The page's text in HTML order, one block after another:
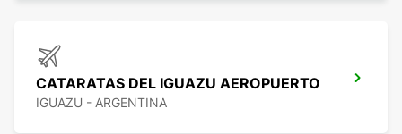
CATARATAS DEL IGUAZU AEROPUERTO
IGUAZU - ARGENTINA